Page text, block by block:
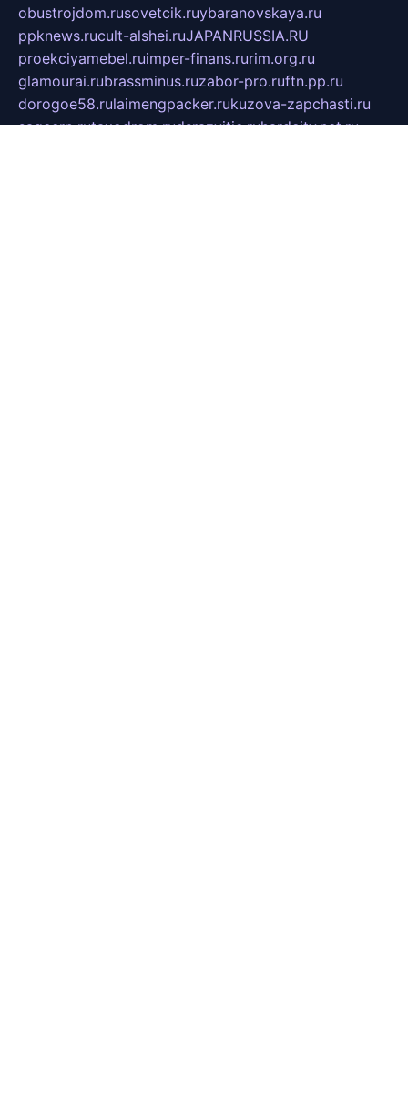
obustrojdom.rusovetcik.ruybaranovskaya.ru
ppknews.rucult-alshei.ruJAPANRUSSIA.RU
proekciyamebel.ruimper-finans.rurim.org.ru
glamourai.rubrassminus.ruzabor-pro.ruftn.pp.ru
dorogoe58.rulaimengpacker.rukuzova-zapchasti.ru
sageerp.rutaxodrom.rudsrazvitie.ruhardcity.net.ru